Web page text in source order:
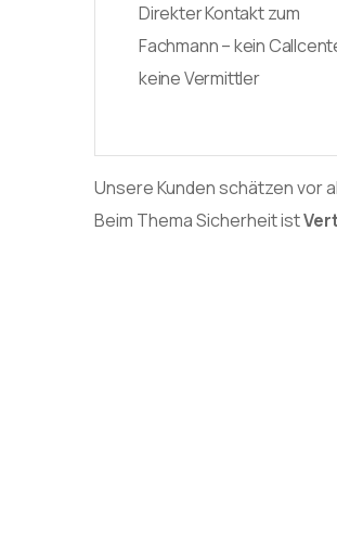
Direkter Kontakt zum
Fachmann – kein
keine Vermittler
Unsere Kunden schätzen vor
Beim Thema Sicherheit ist